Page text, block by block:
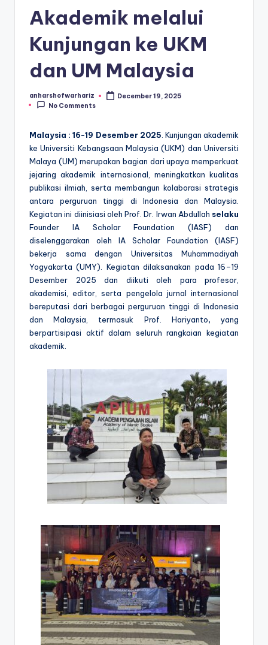
Akademik melalui
Kunjungan ke UKM
dan UM Malaysia
Posted
by
anharshofwarhariz
December 19, 2025
No Comments
Malaysia : 16-19 Desember 2025. Kunjungan akademik
ke Universiti Kebangsaan Malaysia (UKM) dan Universiti
Malaya (UM) merupakan bagian dari upaya memperkuat
jejaring akademik internasional, meningkatkan kualitas
publikasi ilmiah, serta membangun kolaborasi strategis
antara perguruan tinggi di Indonesia dan Malaysia.
Kegiatan ini diinisiasi oleh Prof. Dr. Irwan Abdullah selaku
Founder IA Scholar Foundation (IASF)
dan
diselenggarakan oleh IA Scholar Foundation (IASF)
bekerja sama dengan Universitas Muhammadiyah
Yogyakarta (UMY). Kegiatan dilaksanakan pada 16–19
Desember 2025 dan diikuti oleh para profesor,
akademisi, editor, serta pengelola jurnal internasional
bereputasi dari berbagai perguruan tinggi di Indonesia
dan Malaysia, termasuk Prof. Hariyanto, yang
berpartisipasi aktif dalam seluruh rangkaian kegiatan
akademik.